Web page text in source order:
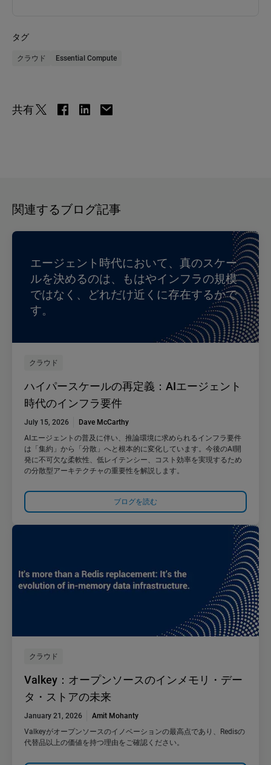
タグ
クラウド Essential Compute
共有
関連するブログ記事
エージェント時代において、真のスケー
ルを決めるのは、もはやインフラの規模
ではなく、どれだけ近くに存在するかで
す。
クラウド
ハイパースケールの再定義：AIエージェント
時代のインフラ要件
July 15, 2026
Dave McCarthy
AIエージェントの普及に伴い、推論環境に求められるインフラ要件
は「集約」から「分散」へと根本的に変化しています。今後のAI開
発に不可欠な柔軟性、低レイテンシー、コスト効率を実現するため
の分散型アーキテクチャの重要性を解説します。
ブログを読む
クラウド
Valkey：オープンソースのインメモリ・デー
タ・ストアの未来
January 21, 2026
Amit Mohanty
Valkeyがオープンソースのイノベーションの最高点であり、Redisの
代替品以上の価値を持つ理由をご確認ください。